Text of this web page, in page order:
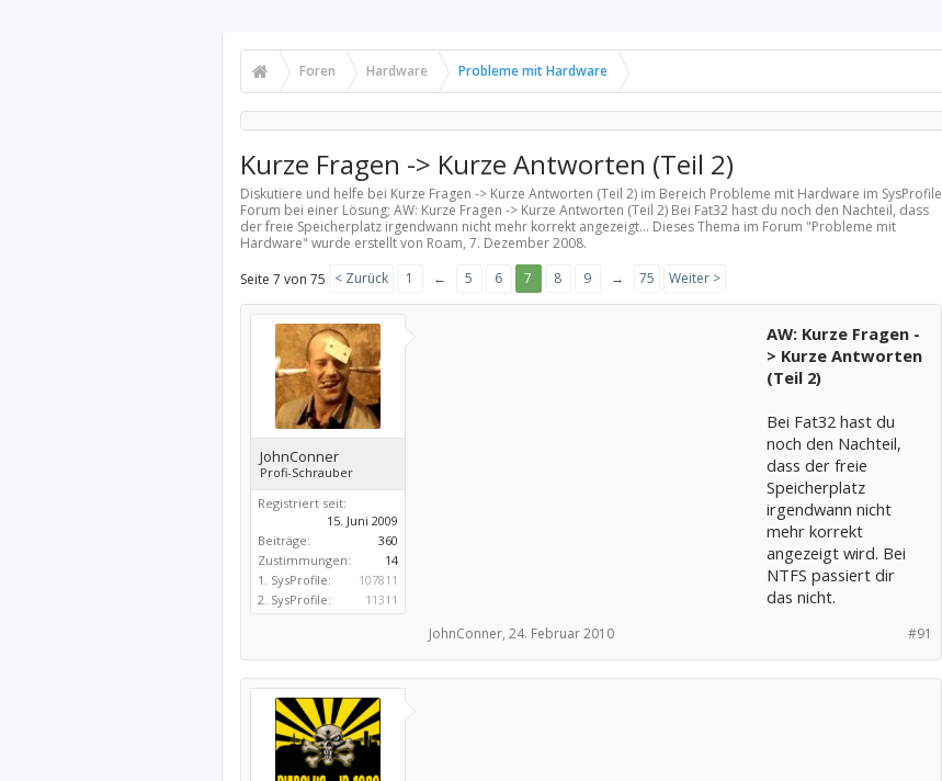
Foren Hardware Probleme mit Hardware
Kurze Fragen -> Kurze Antworten (Teil 2)
Diskutiere und helfe bei Kurze Fragen -> Kurze Antworten (Teil 2) im Bereich Probleme mit Hardware im SysProfile
Forum bei einer Lösung; AW: Kurze Fragen -> Kurze Antworten (Teil 2) Bei Fat32 hast du noch den Nachteil, dass
der freie Speicherplatz irgendwann nicht mehr korrekt angezeigt... Dieses Thema im Forum "Probleme mit
Hardware" wurde erstellt von Roam, 7. Dezember 2008.
Seite 7 von 75 < Zurück 1 ← 5 6 7 8 9 → 75 Weiter >
JohnConner
Profi-Schrauber
Registriert seit:
15. Juni 2009
Beiträge:
360
Zustimmungen:
14
1. SysProfile:
107811
2. SysProfile:
11311
AW: Kurze Fragen -
> Kurze Antworten
(Teil 2)
Bei Fat32 hast du
noch den Nachteil,
dass der freie
Speicherplatz
irgendwann nicht
mehr korrekt
angezeigt wird. Bei
NTFS passiert dir
das nicht.
#91
JohnConner, 24. Februar 2010